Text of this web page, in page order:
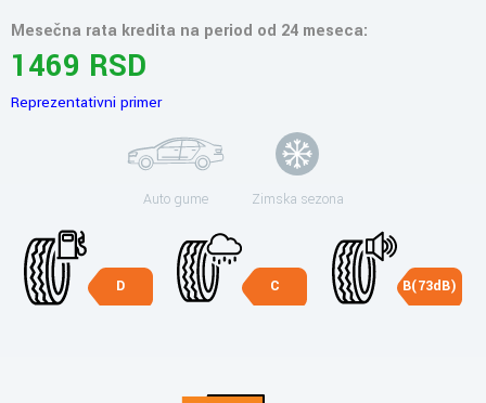
Mesečna rata kredita na period od 24 meseca:
1469 RSD
Reprezentativni primer
Auto gume Zimska sezona
D C B(73dB)